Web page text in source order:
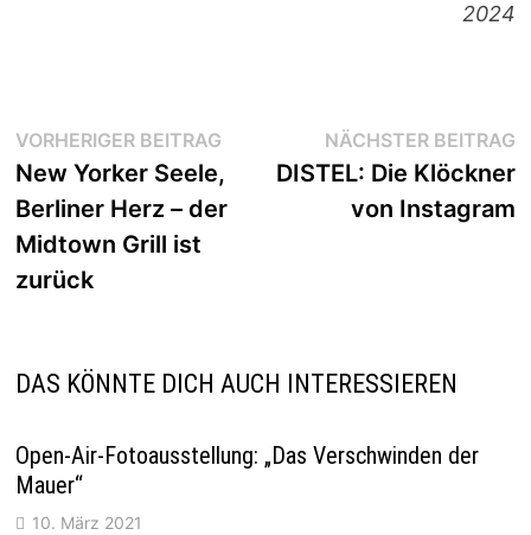
2024
Beitragsnavigation
VORHERIGER BEITRAGVorheriger
Beitrag:
New Yorker Seele,
Berliner Herz – der
Midtown Grill ist
zurück
NÄCHSTER BEITRAG
DISTEL: Die Klöckner
von Instagram
DAS KÖNNTE DICH AUCH INTERESSIEREN
Open-Air-Fotoausstellung: „Das Verschwinden der
Mauer“
10. März 2021